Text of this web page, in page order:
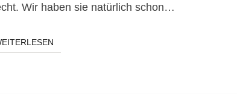
Wir haben sie natürlich schon…